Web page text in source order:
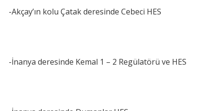
-Akçay’ın kolu Çatak deresinde Cebeci HES
-İnanya deresinde Kemal 1 – 2 Regülatörü ve HES